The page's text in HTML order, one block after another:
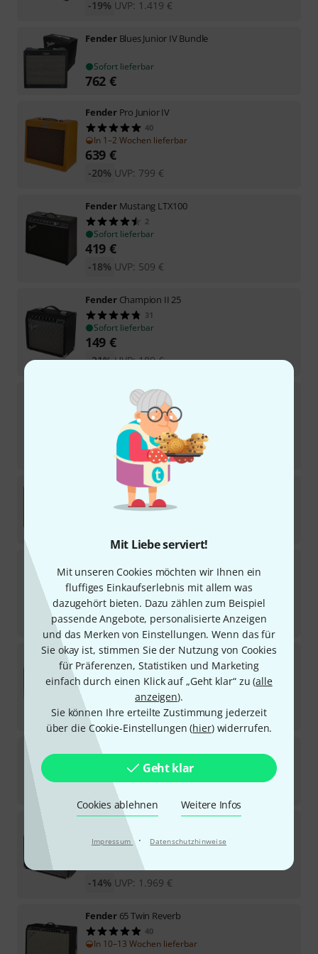
Mit Liebe serviert!
Mit unseren Cookies möchten wir Ihnen ein
fluffiges Einkaufserlebnis mit allem was
dazugehört bieten. Dazu zählen zum Beispiel
passende Angebote, personalisierte Anzeigen
und das Merken von Einstellungen. Wenn das für
Sie okay ist, stimmen Sie der Nutzung von Cookies
für Präferenzen, Statistiken und Marketing
einfach durch einen Klick auf „Geht klar“ zu (alle
anzeigen).
Sie können Ihre erteilte Zustimmung jederzeit
über die Cookie-Einstellungen (hier) widerrufen.
Geht klar
Cookies ablehnen Weitere Infos
Impressum · Datenschutzhinweise
UVP: 1.419 €
-19%
Fender Blues Junior IV Bundle
Sofort lieferbar
762 €
Fender Pro Junior IV
40
In 1–2 Wochen lieferbar
639 €
UVP: 799 €
-20%
Fender Mustang LTX100
2
Sofort lieferbar
419 €
UVP: 509 €
-18%
Fender Champion II 25
31
Sofort lieferbar
149 €
UVP:189 €
-21%
Mustang LT50
62
In 1–2 Wochen lieferbar
UVP: 349 €
62 Deluxe Amp
Sofort lieferbar
337
Sofort lieferbar
79 €
UVP:109 €
-28%
FenderTone Master Twin Reverb
24
In 3–4 Wochen lieferbar
UVP:1.609 €
-18%
Fender
Sofort lieferbar
€
FSR 68 Custom Pro Pewter
Sofort lieferbar
UVP: 1.969 €
-14%
Fender 65 Twin Reverb
40
In 10–13 Wochen lieferbar